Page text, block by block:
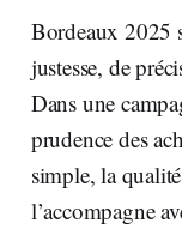
Bordeaux 2025
justesse, de
Dans une
prudence des
simple, la
l’accompagne